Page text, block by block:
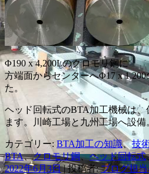
Φ190 x 4,200Lのクロモリ鋼に
方端面からセンターへΦ17 x
た。
ヘッド回転式のBTA加工機械は
ます。川崎工場と九州工場へ設備
カテゴリー: BTA加工の知識、技
BTA、クロモリ鋼、ヘッド回転式
2022年6月3日|投稿者:ブログ担